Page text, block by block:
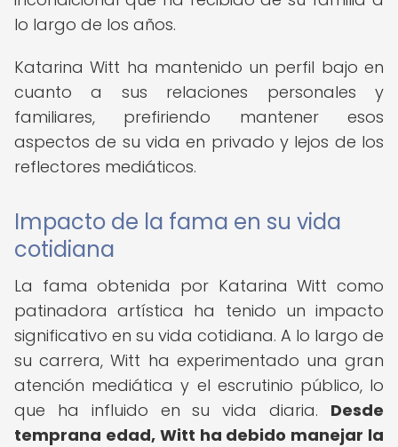
lo largo de los años.
Katarina Witt ha mantenido un perfil bajo en
cuanto a sus relaciones personales y
familiares, prefiriendo mantener esos
aspectos de su vida en privado y lejos de los
reflectores mediáticos.
Impacto de la fama en su vida
cotidiana
La fama obtenida por Katarina Witt como
patinadora artística ha tenido un impacto
significativo en su vida cotidiana. A lo largo de
su carrera, Witt ha experimentado una gran
atención mediática y el escrutinio público, lo
que ha influido en su vida diaria. Desde
temprana edad, Witt ha debido manejar la